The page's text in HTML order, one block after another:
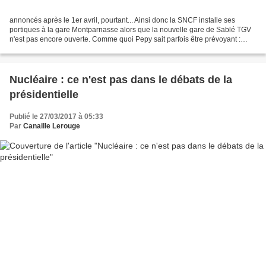
annoncés après le 1er avril, pourtant... Ainsi donc la SNCF installe ses
portiques à la gare Montparnasse alors que la nouvelle gare de Sablé TGV
n'est pas encore ouverte. Comme quoi Pepy sait parfois être prévoyant :
Nucléaire : ce n'est pas dans le débats de la
présidentielle
Publié le 27/03/2017 à 05:33
Par Canaille Lerouge